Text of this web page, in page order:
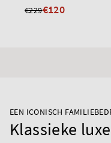
€229€120
EEN ICONISCH
Klassieke luxe